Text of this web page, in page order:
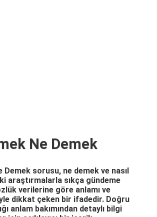
Ne Demek
Demek sorusu, ne demek ve nasıl
araştırmalarla sıkça gündeme
verilerine göre anlamı ve
dikkat çeken bir ifadedir. Doğru
anlam bakımından detaylı bilgi